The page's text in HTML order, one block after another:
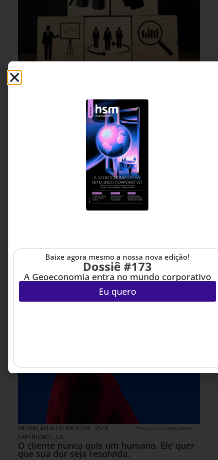
LIDERANÇA
Do chefe ao formador de líderes: a
transição inevitável
A liderança centrada no controle está perdendo
espaço. Este artigo mostra como a capacidade
de desenvolver autonomia será o principal
diferencial das organizações do futuro.
Palestrante Internacional e
5 MINUTOS MIN DE LEITURA
INOVAÇÃO & ESTRATÉGIA, USER
EXPERIENCE, UX
1º DE JULHO DE 2026 08H00
O cliente nunca quis um humano. Ele quer
que sua dor seja resolvida.
Baixe agora mesmo a nossa nova edição!
Dossiê #173
A Geoeconomia entra no mundo corporativo
Eu quero